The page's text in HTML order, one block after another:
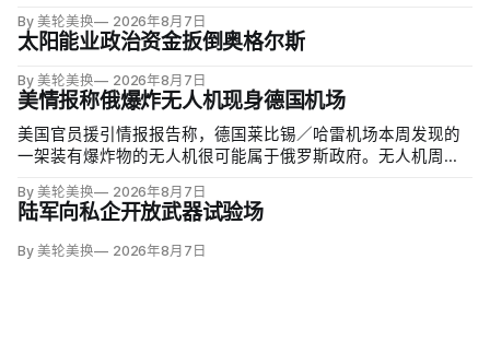
文图雷拉（David Venturella）凭国务院从墨西哥政府取得的
「不受伤害」外交保证，单方面撤销保护；
By 美轮美换 2026年8月7日
太阳能业政治资金扳倒奥格尔斯
By 美轮美换 2026年8月7日
美情报称俄爆炸无人机现身德国机场
美国官员援引情报报告称，德国莱比锡／哈雷机场本周发现的
一架装有爆炸物的无人机很可能属于俄罗斯政府。无人机周二
此关闭整夜；当局还调查另一不明物体，该物体在一架货机中
止降落后与机身相撞，造成轻微损伤。
By 美轮美换 2026年8月7日
陆军向私企开放武器试验场
By 美轮美换 2026年8月7日